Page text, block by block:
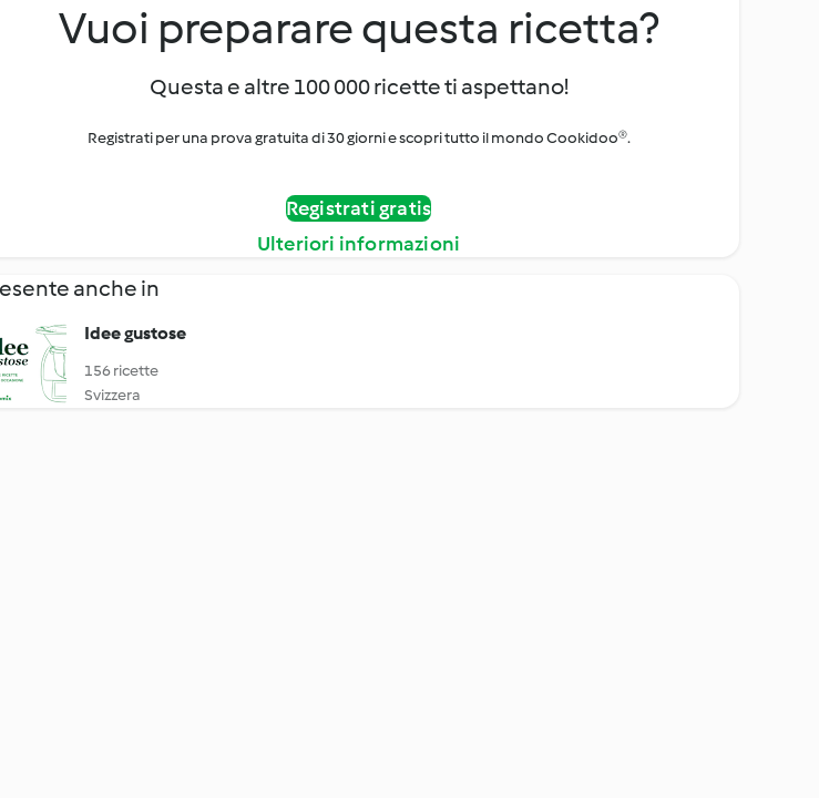
Vuoi preparare questa ricetta?
Questa e altre 100 000 ricette ti aspettano!
Registrati per una prova gratuita di 30 giorni e scopri tutto il mondo Cookidoo®.
Registrati gratis
Ulteriori informazioni
anche in
Idee gustose
156 ricette
Svizzera